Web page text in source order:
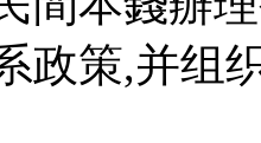
政策,并组